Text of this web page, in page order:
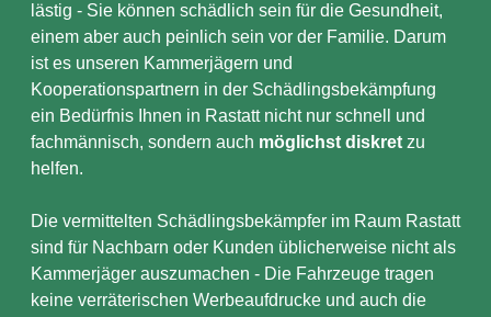
lästig - Sie können schädlich sein für die Gesundheit,
einem aber auch peinlich sein vor der Familie. Darum
ist es unseren Kammerjägern und
Kooperationspartnern in der Schädlingsbekämpfung
ein Bedürfnis Ihnen in Rastatt nicht nur schnell und
fachmännisch, sondern auch möglichst diskret zu
helfen.
Die vermittelten Schädlingsbekämpfer im Raum Rastatt
sind für Nachbarn oder Kunden üblicherweise nicht als
Kammerjäger auszumachen - Die Fahrzeuge tragen
keine verräterischen Werbeaufdrucke und auch die